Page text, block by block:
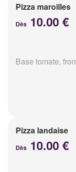
Pizza maroilles
Dès 10.00 €
Base tomate,
Pizza landaise
Dès 10.00 €